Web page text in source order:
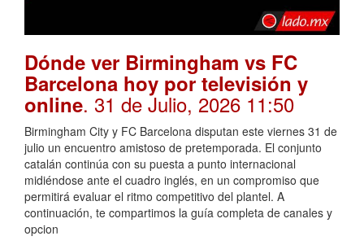
Dónde ver Birmingham vs FC
Barcelona hoy por televisión y
online. 31 de Julio, 2026 11:50
Birmingham City y FC Barcelona disputan este viernes 31 de
julio un encuentro amistoso de pretemporada. El conjunto
catalán continúa con su puesta a punto internacional
midiéndose ante el cuadro inglés, en un compromiso que
permitirá evaluar el ritmo competitivo del plantel. A
continuación, te compartimos la guía completa de canales y
opcion